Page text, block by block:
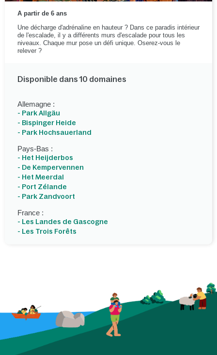
A partir de 6 ans
Une décharge d'adrénaline en hauteur ? Dans ce paradis intérieur
de l'escalade, il y a différents murs d'escalade pour tous les
niveaux. Chaque mur pose un défi unique. Oserez-vous le
relever ?
Disponible dans 10 domaines
Allemagne :
- Park Allgäu
- Bispinger Heide
- Park Hochsauerland
Pays-Bas :
- Het Heijderbos
- De Kempervennen
- Het Meerdal
- Port Zélande
- Park Zandvoort
France :
- Les Landes de Gascogne
- Les Trois Forêts